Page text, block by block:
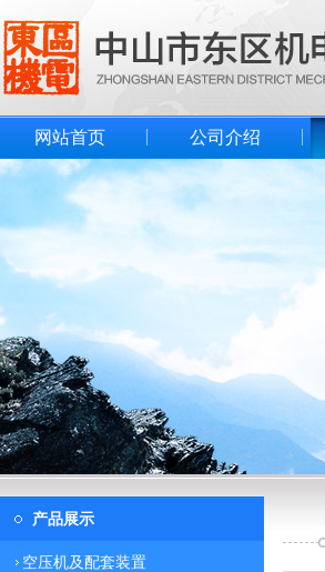
网站首页 公司介绍
产品展示
空压机及配套装置